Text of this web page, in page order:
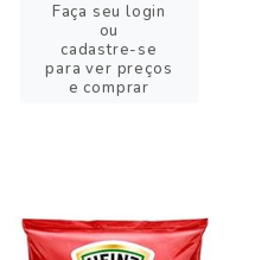
Faça seu login
ou
cadastre-se
para ver preços
e comprar